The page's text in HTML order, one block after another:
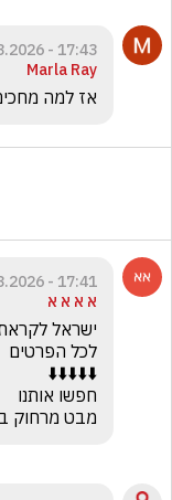
17:43 - 11.03.2026
Marla Ray
אז למה
17:41 - 11.03.2026
א א א א
מבט מרחוק